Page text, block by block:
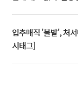
입추매직 '불발', 처
시태그]